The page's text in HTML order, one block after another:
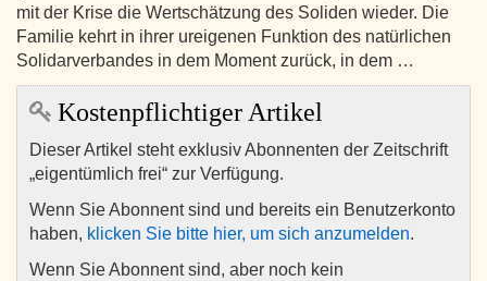
mit der Krise die Wertschätzung des Soliden wieder. Die
Familie kehrt in ihrer ureigenen Funktion des natürlichen
Solidarverbandes in dem Moment zurück, in dem …
Kostenpflichtiger Artikel
Dieser Artikel steht exklusiv Abonnenten der Zeitschrift
„eigentümlich frei“ zur Verfügung.
Wenn Sie Abonnent sind und bereits ein Benutzerkonto
haben, klicken Sie bitte hier, um sich anzumelden.
Wenn Sie Abonnent sind, aber noch kein